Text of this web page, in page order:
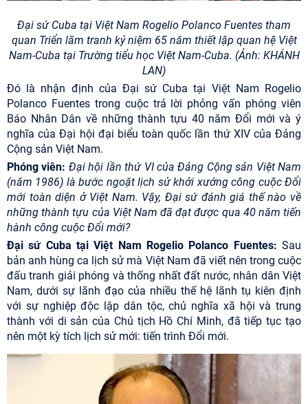
Đại sứ Cuba tại Việt Nam Rogelio Polanco Fuentes tham
quan Triển lãm tranh kỷ niệm 65 năm thiết lập quan hệ Việt
Nam-Cuba tại Trường tiểu học Việt Nam-Cuba. (Ảnh: KHÁNH
LAN)
Đó là nhận định của Đại sứ Cuba tại Việt Nam Rogelio
Polanco Fuentes trong cuộc trả lời phỏng vấn phóng viên
Báo Nhân Dân về những thành tựu 40 năm Đổi mới và ý
nghĩa của Đại hội đại biểu toàn quốc lần thứ XIV của Đảng
Cộng sản Việt Nam.
Phóng viên: Đại hội lần thứ VI của Đảng Cộng sản Việt Nam
(năm 1986) là bước ngoặt lịch sử khởi xướng công cuộc Đổi
mới toàn diện ở Việt Nam. Vậy, Đại sứ đánh giá thế nào về
những thành tựu của Việt Nam đã đạt được qua 40 năm tiến
hành công cuộc Đổi mới?
Đại sứ Cuba tại Việt Nam Rogelio Polanco Fuentes: Sau
bản anh hùng ca lịch sử mà Việt Nam đã viết nên trong cuộc
đấu tranh giải phóng và thống nhất đất nước, nhân dân Việt
Nam, dưới sự lãnh đạo của nhiều thế hệ lãnh tụ kiên định
với sự nghiệp độc lập dân tộc, chủ nghĩa xã hội và trung
thành với di sản của Chủ tịch Hồ Chí Minh, đã tiếp tục tạo
nên một kỳ tích lịch sử mới: tiến trình Đổi mới.